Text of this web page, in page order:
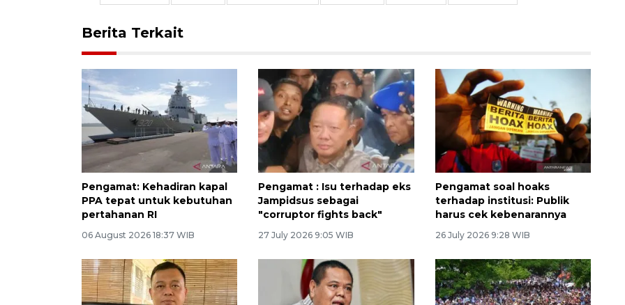
Berita Terkait
Pengamat: Kehadiran kapal
PPA tepat untuk kebutuhan
pertahanan RI
06 August 2026 18:37 WIB
Pengamat : Isu terhadap eks
Jampidsus sebagai
"corruptor fights back"
27 July 2026 9:05 WIB
Pengamat soal hoaks
terhadap institusi: Publik
harus cek kebenarannya
26 July 2026 9:28 WIB